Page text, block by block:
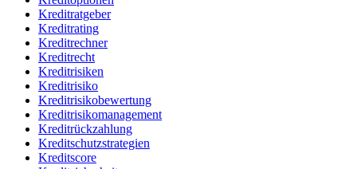
Kreditratgeber
Kreditrating
Kreditrechner
Kreditrecht
Kreditrisiken
Kreditrisiko
Kreditrisikobewertung
Kreditrisikomanagement
Kreditrückzahlung
Kreditschutzstrategien
Kreditscore